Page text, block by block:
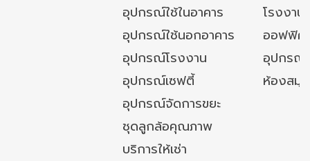
อุปกรณ์ใช้ในอาคาร
โรงงา
อุปกรณ์ใช้นอกอาคาร
ออฟฟิศ/
อุปกรณ์โรงงาน
อุปกรณ์
อุปกรณ์เซฟตี้
ห้องสมุ
อุปกรณ์จัดการขยะ
ชุดลูกล้อคุณภาพ
บริการให้เช่า